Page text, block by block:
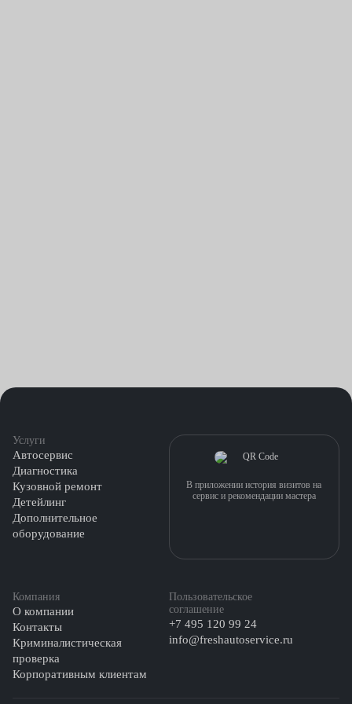
Услуги
Автосервис
Диагностика
Кузовной ремонт
Детейлинг
Дополнительное
оборудование
Компания
О компании
Контакты
Криминалистическая
проверка
Корпоративным клиентам
Пользовательское
соглашение
+7 495 120 99 24
info@freshautoservice.ru
В приложении история визитов на
сервис и рекомендации мастера